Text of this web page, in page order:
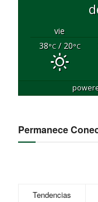
vie
38°C/ 20°C
Permanece
Tendencias